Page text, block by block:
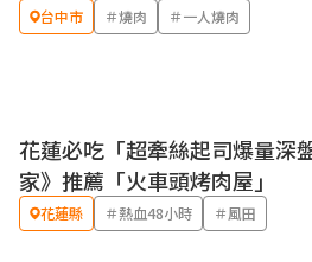
台中市 ＃燒肉 ＃一人燒肉
花蓮必吃「超牽絲起司爆量深
家》推薦「火車頭烤肉屋」
花蓮縣 ＃熱血48小時 ＃風田